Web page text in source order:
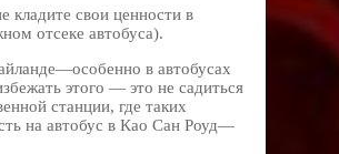
кладите свои ценности в
отсеке автобуса).
в автобусах
этого — это не садиться
станции, где таких
на автобус в Као Сан Роуд—